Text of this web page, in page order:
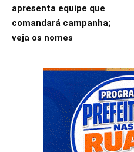
apresenta equipe que
comandará campanha;
veja os nomes